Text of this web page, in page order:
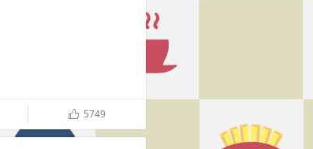
ñ 5749